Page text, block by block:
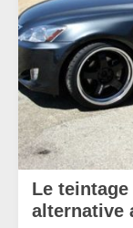
Le
alternative